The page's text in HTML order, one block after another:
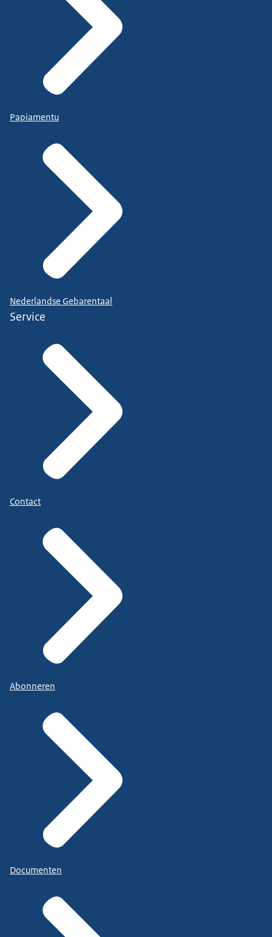
Papiamentu
Nederlandse Gebarentaal
Service
Contact
Abonneren
Documenten